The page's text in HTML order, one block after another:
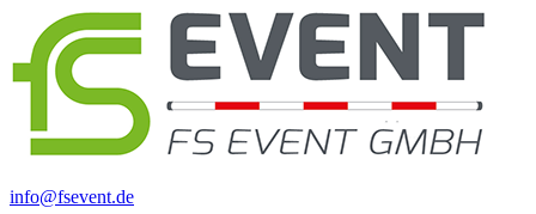
info@fsevent.de